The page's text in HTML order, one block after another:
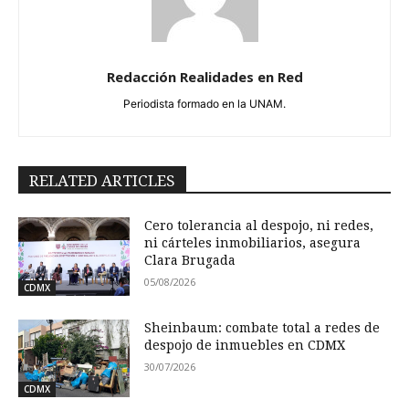
Redacción Realidades en Red
Periodista formado en la UNAM.
RELATED ARTICLES
CDMX
Cero tolerancia al despojo, ni redes,
ni cárteles inmobiliarios, asegura
Clara Brugada
05/08/2026
CDMX
Sheinbaum: combate total a redes de
despojo de inmuebles en CDMX
30/07/2026